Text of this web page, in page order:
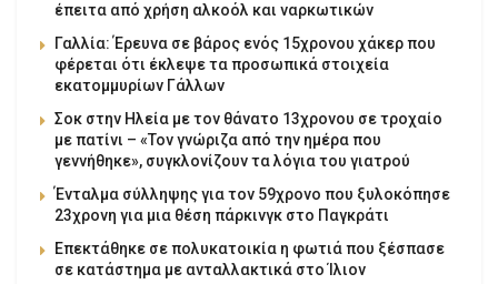
έπειτα από χρήση αλκοόλ και ναρκωτικών
Γαλλία: Έρευνα σε βάρος ενός 15χρονου χάκερ που
φέρεται ότι έκλεψε τα προσωπικά στοιχεία
εκατομμυρίων Γάλλων
Σοκ στην Ηλεία με τον θάνατο 13χρονου σε τροχαίο
με πατίνι – «Τον γνώριζα από την ημέρα που
γεννήθηκε», συγκλονίζουν τα λόγια του γιατρού
Ένταλμα σύλληψης για τον 59χρονο που ξυλοκόπησε
23χρονη για μια θέση πάρκινγκ στο Παγκράτι
Επεκτάθηκε σε πολυκατοικία η φωτιά που ξέσπασε
σε κατάστημα με ανταλλακτικά στο Ίλιον